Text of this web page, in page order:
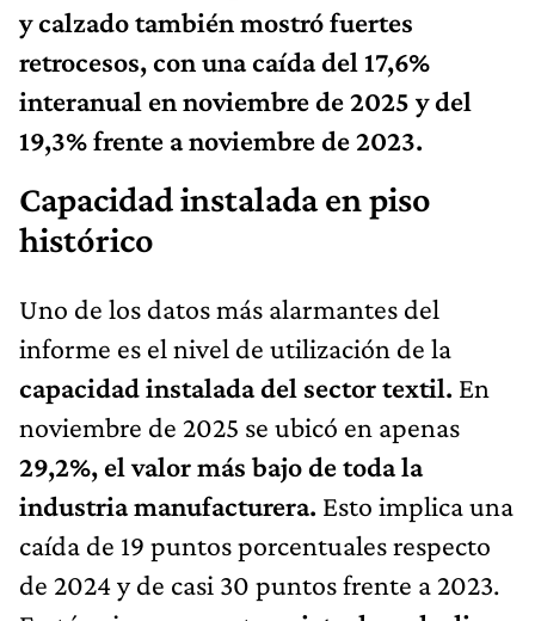
y calzado también mostró fuertes
retrocesos, con una caída del 17,6%
interanual en noviembre de 2025 y del
19,3% frente a noviembre de 2023.
Capacidad instalada en piso
histórico
Uno de los datos más alarmantes del
informe es el nivel de utilización de la
capacidad instalada del sector textil. En
noviembre de 2025 se ubicó en apenas
29,2%, el valor más bajo de toda la
industria manufacturera. Esto implica una
caída de 19 puntos porcentuales respecto
de 2024 y de casi 30 puntos frente a 2023.